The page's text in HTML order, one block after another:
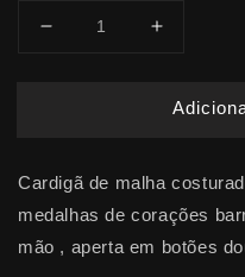
Diminuir
PRETO
Aumentar
de
PRETO
Cardigã de malha
medalhas de corações
mão , aperta em botões